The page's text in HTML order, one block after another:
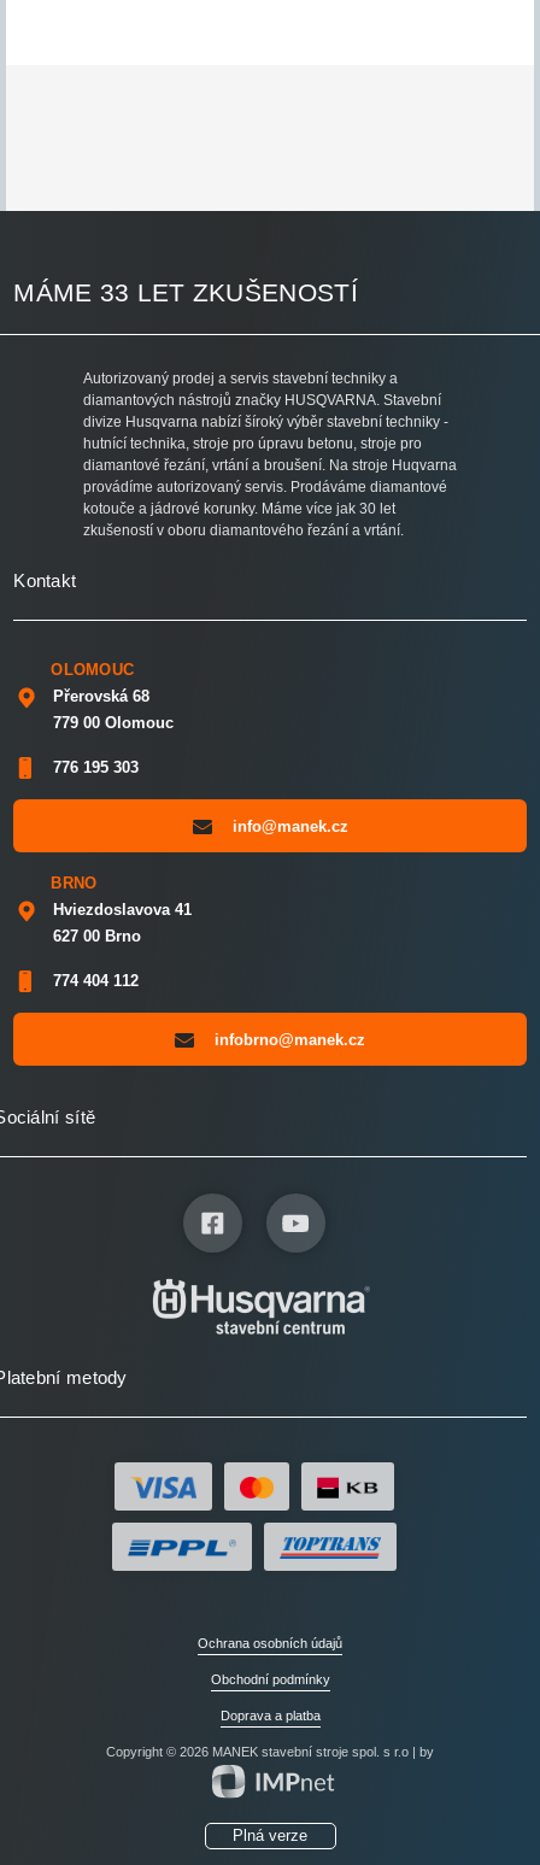
MÁME 33 LET ZKUŠENOSTÍ
Autorizovaný prodej a servis stavební techniky a
diamantových nástrojů značky HUSQVARNA. Stavební
divize Husqvarna nabízí šíroký výběr stavební techniky -
hutnící technika, stroje pro úpravu betonu, stroje pro
diamantové řezání, vrtání a broušení. Na stroje Huqvarna
provádíme autorizovaný servis. Prodáváme diamantové
kotouče a jádrové korunky. Máme více jak 30 let
zkušeností v oboru diamantového řezání a vrtání.
Kontakt
OLOMOUC
Přerovská 68
779 00 Olomouc
776 195 303
info@manek.cz
BRNO
Hviezdoslavova 41
627 00 Brno
774 404 112
infobrno@manek.cz
sítě
metody
Ochrana osobních údajů
Obchodní podmínky
Doprava a platba
Copyright © 2026 MANEK stavební stroje spol. s r.o | by
Plná verze